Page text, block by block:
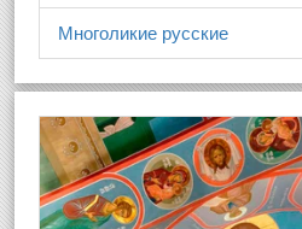
Многоликие русские